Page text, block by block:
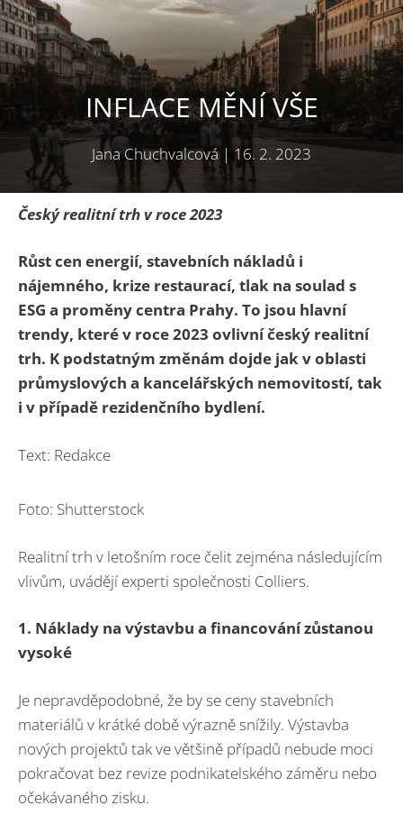
INFLACE MĚNÍ VŠE
Jana Chuchvalcová|16. 2. 2023
Český realitní trh v roce 2023
Růst cen energií, stavebních nákladů i
nájemného, krize restaurací, tlak na soulad s
ESG a proměny centra Prahy. To jsou hlavní
trendy, které v roce 2023 ovlivní český realitní
trh. K podstatným změnám dojde jak v oblasti
průmyslových a kancelářských nemovitostí, tak
i v případě rezidenčního bydlení.
Text: Redakce
Foto: Shutterstock
Realitní trh v letošním roce čelit zejména následujícím
vlivům, uvádějí experti společnosti Colliers.
1. Náklady na výstavbu a financování zůstanou
vysoké
Je nepravděpodobné, že by se ceny stavebních
materiálů v krátké době výrazně snížily. Výstavba
nových projektů tak ve většině případů nebude moci
pokračovat bez revize podnikatelského záměru nebo
očekávaného zisku.